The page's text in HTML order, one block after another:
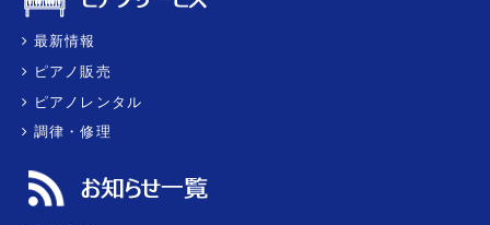
最新情報
ピアノ販売
ピアノレンタル
調律・修理